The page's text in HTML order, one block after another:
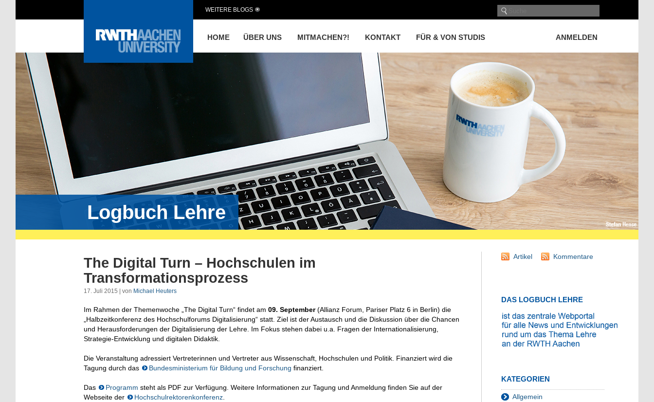
HOME ÜBER UNS MITMACHEN?! KONTAKT FÜR & VON STUDIS ANMELDEN
WEITERE BLOGS
Logbuch Lehre
The Digital Turn – Hochschulen im
Transformationsprozess
17. Juli 2015 | von Michael Heuters
Im Rahmen der Themenwoche „The Digital Turn“ findet am 09. September(Allianz Forum, Pariser Platz 6 in Berlin) die
„Halbzeitkonferenz des Hochschulforums Digitalisierung“ statt. Ziel ist der Austausch und die Diskussion über die Chancen
und Herausforderungen der Digitalisierung der Lehre. Im Fokus stehen dabei u.a. Fragen der Internationalisierung,
Strategie-Entwicklung und digitalen Didaktik.
Die Veranstaltung adressiert Vertreterinnen und Vertreter aus Wissenschaft, Hochschulen und Politik. Finanziert wird die
Tagung durch das
Bundesministerium für Bildung und Forschung finanziert.
Das Programm steht als PDF zur Verfügung. Weitere Informationen zur Tagung und Anmeldung finden Sie auf der
Webseite der
Hochschulrektorenkonferenz.
Artikel Kommentare
DAS LOGBUCH LEHRE
KATEGORIEN
Allgemein